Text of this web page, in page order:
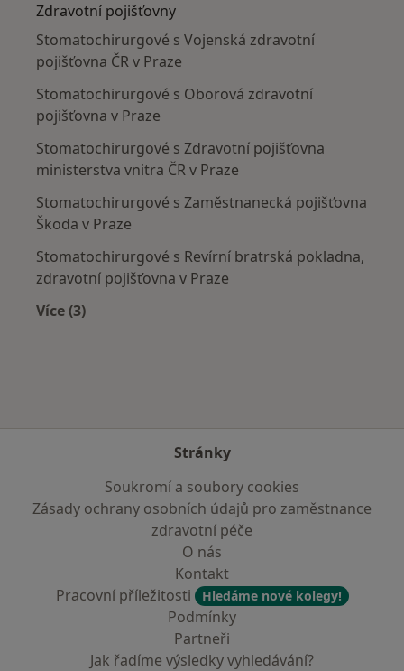
Zdravotní pojišťovny
Stomatochirurgové s Vojenská zdravotní
pojišťovna ČR v Praze
Stomatochirurgové s Oborová zdravotní
pojišťovna v Praze
Stomatochirurgové s Zdravotní pojišťovna
ministerstva vnitra ČR v Praze
Stomatochirurgové s Zaměstnanecká pojišťovna
Škoda v Praze
Stomatochirurgové s Revírní bratrská pokladna,
zdravotní pojišťovna v Praze
Více (3)
Stránky
Soukromí a soubory cookies
Zásady ochrany osobních údajů pro zaměstnance
zdravotní péče
O nás
Kontakt
Pracovní příležitosti
Hledáme nové kolegy!
Podmínky
Partneři
Jak řadíme výsledky vyhledávání?